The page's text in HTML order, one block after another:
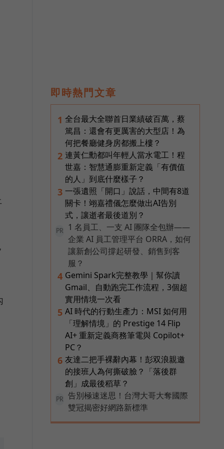
即時熱門文章
1 全台最大全聯首日業績破百萬，蔡
篤昌：還會有更厲害的大型店！為
何把餐廳健身房都搬上樓？
2 連黃仁勳都叫年輕人當水電工！程
世嘉：智慧通膨重新定義「有價值
的人」到底什麼樣子？
3 一張遺照「開口」說話，中間有8道
關卡！翊嘉禮儀怎麼做出AI告別
式，讓逝者最後道別？
PR
1 名員工、一支 AI 團隊全包辦——
企業 AI 員工管理平台 ORRA，如何
讓新創公司撐起研發、銷售到客
服？
4 Gemini Spark完整教學｜幫你讀
Gmail、自動跑完工作流程，3個超
實用情境一次看
5 AI 時代的行動生產力：MSI 如何用
「理解情境」的 Prestige 14 Flip
AI+ 重新定義商務筆電與 Copilot+
PC？
6 友達二把手裸辭內幕！彭双浪親邀
的接班人為何撕破臉？「落後群
創」成最後稻草？
PR
告別極速迷思！台灣大哥大奪國際
雙冠揭密好網路新標準